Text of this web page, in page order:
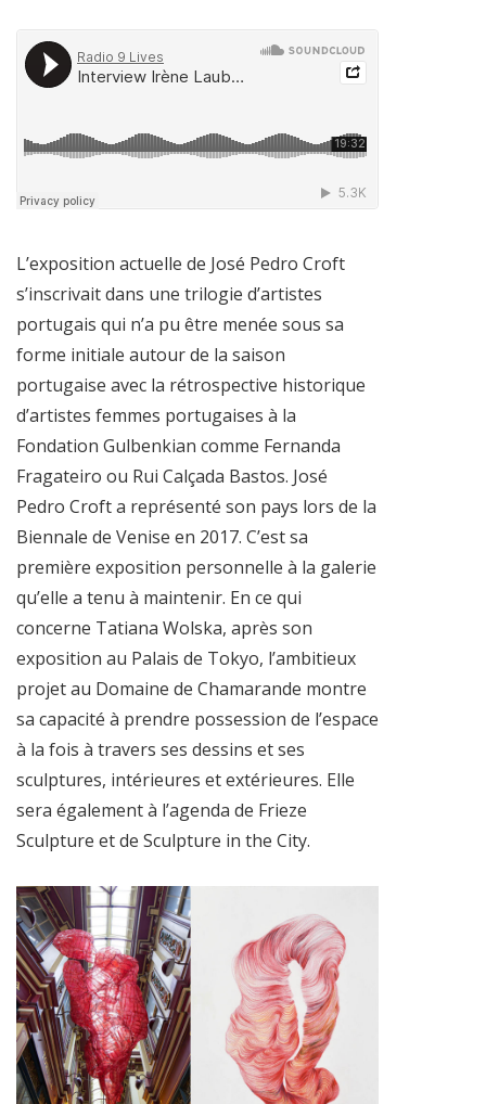
L’exposition actuelle de José Pedro Croft
s’inscrivait dans une trilogie d’artistes
portugais qui n’a pu être menée sous sa
forme initiale autour de la saison
portugaise avec la rétrospective historique
d’artistes femmes portugaises à la
Fondation Gulbenkian comme Fernanda
Fragateiro ou Rui Calçada Bastos. José
Pedro Croft a représenté son pays lors de la
Biennale de Venise en 2017. C’est sa
première exposition personnelle à la galerie
qu’elle a tenu à maintenir. En ce qui
concerne Tatiana Wolska, après son
exposition au Palais de Tokyo, l’ambitieux
projet au Domaine de Chamarande montre
sa capacité à prendre possession de l’espace
à la fois à travers ses dessins et ses
sculptures, intérieures et extérieures. Elle
sera également à l’agenda de Frieze
Sculpture et de Sculpture in the City.